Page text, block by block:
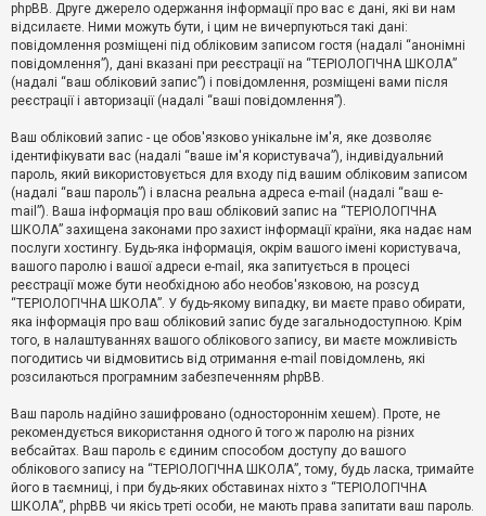
А
т
и
в
е
м
и
П
о
ш
у
Д
о
м
о
г
phpBB. Друге джерело одержання інформації про вас є дані, які ви нам
відсилаєте. Ними можуть бути, і цим не вичерпуються такі дані:
повідомлення розміщені під обліковим записом гостя (надалі “анонімні
повідомлення”), дані вказані при реєстрації на “ТЕРІОЛОГІЧНА ШКОЛА”
(надалі “ваш обліковий запис”) і повідомлення, розміщені вами після
реєстрації і авторизації (надалі “ваші повідомлення”).
Ваш обліковий запис - це обов'язково унікальне ім'я, яке дозволяє
ідентифікувати вас (надалі “ваше ім'я користувача”), індивідуальний
пароль, який використовується для входу під вашим обліковим записом
(надалі “ваш пароль”) і власна реальна адреса e-mail (надалі “ваш e-
mail”). Ваша інформація про ваш обліковий запис на “ТЕРІОЛОГІЧНА
ШКОЛА” захищена законами про захист інформації країни, яка надає нам
послуги хостингу. Будь-яка інформація, окрім вашого імені користувача,
вашого паролю і вашої адреси e-mail, яка запитується в процесі
реєстрації може бути необхідною або необов'язковою, на розсуд
“ТЕРІОЛОГІЧНА ШКОЛА”. У будь-якому випадку, ви маєте право обирати,
яка інформація про ваш обліковий запис буде загальнодоступною. Крім
того, в налаштуваннях вашого облікового запису, ви маєте можливість
погодитись чи відмовитись від отримання e-mail повідомлень, які
розсилаються програмним забезпеченням phpBB.
Ваш пароль надійно зашифровано (одностороннім хешем). Проте, не
рекомендується використання одного й того ж паролю на різних
вебсайтах. Ваш пароль є єдиним способом доступу до вашого
облікового запису на “ТЕРІОЛОГІЧНА ШКОЛА”, тому, будь ласка, тримайте
його в таємниці, і при будь-яких обставинах ніхто з “ТЕРІОЛОГІЧНА
ШКОЛА”, phpBB чи якісь треті особи, не мають права запитати ваш пароль.